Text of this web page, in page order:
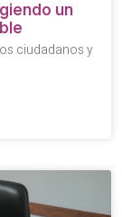
un
ciudadanos y